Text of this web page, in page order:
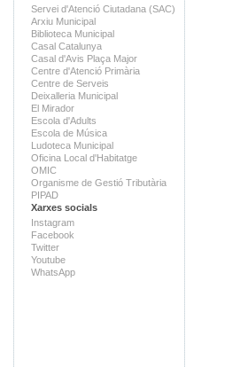
Servei d'Atenció Ciutadana (SAC)
Arxiu Municipal
Biblioteca Municipal
Casal Catalunya
Casal d'Avis Plaça Major
Centre d'Atenció Primària
Centre de Serveis
Deixalleria Municipal
El Mirador
Escola d'Adults
Escola de Música
Ludoteca Municipal
Oficina Local d'Habitatge
OMIC
Organisme de Gestió Tributària
PIPAD
Xarxes socials
Instagram
Facebook
Twitter
Youtube
WhatsApp